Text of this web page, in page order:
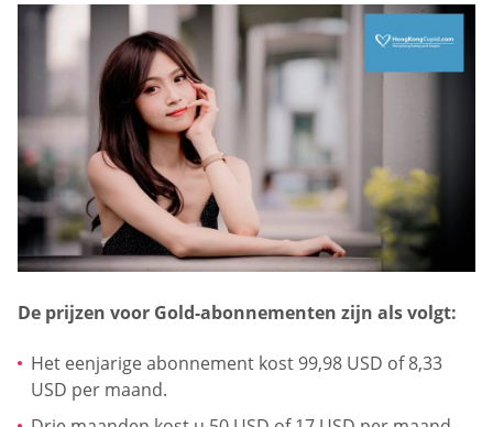
De prijzen voor Gold-abonnementen zijn als volgt:
Het eenjarige abonnement kost 99,98 USD of 8,33
USD per maand.